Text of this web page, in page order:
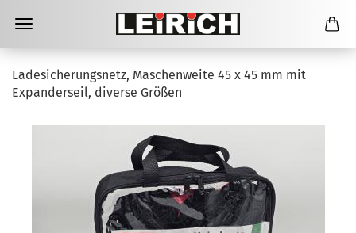
Ladesicherungsnetz, Maschenweite 45 x 45 mm mit
Expanderseil, diverse Größen